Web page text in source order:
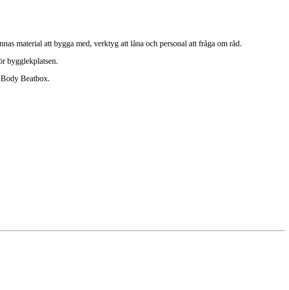
material att bygga med, verktyg att låna och personal att fråga om råd.
bygglekplatsen.
Beatbox.